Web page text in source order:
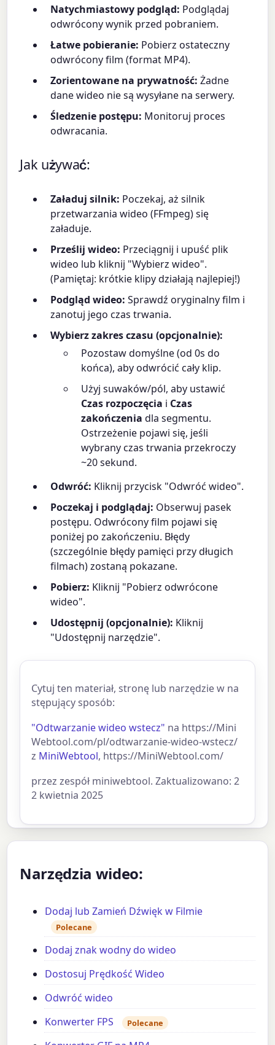
Natychmiastowy podgląd: Podglądaj
odwrócony wynik przed pobraniem.
Łatwe pobieranie: Pobierz ostateczny
odwrócony film (format MP4).
Zorientowane na prywatność: Żadne
dane wideo nie są wysyłane na serwery.
Śledzenie postępu: Monitoruj proces
odwracania.
Jak używać:
Załaduj silnik: Poczekaj, aż silnik
przetwarzania wideo (FFmpeg) się
załaduje.
Prześlij wideo: Przeciągnij i upuść plik
wideo lub kliknij "Wybierz wideo".
(Pamiętaj: krótkie klipy działają najlepiej!)
Podgląd wideo: Sprawdź oryginalny film i
zanotuj jego czas trwania.
Wybierz zakres czasu (opcjonalnie):
Pozostaw domyślne (od 0s do
końca), aby odwrócić cały klip.
Użyj suwaków/pól, aby ustawić
Czas rozpoczęcia i Czas
zakończenia dla segmentu.
Ostrzeżenie pojawi się, jeśli
wybrany czas trwania przekroczy
~20 sekund.
Odwróć: Kliknij przycisk "Odwróć wideo".
Poczekaj i podglądaj: Obserwuj pasek
postępu. Odwrócony film pojawi się
poniżej po zakończeniu. Błędy
(szczególnie błędy pamięci przy długich
filmach) zostaną pokazane.
Pobierz: Kliknij "Pobierz odwrócone
wideo".
Udostępnij (opcjonalnie): Kliknij
"Udostępnij narzędzie".
Cytuj ten materiał, stronę lub narzędzie w na
stępujący sposób:
"Odtwarzanie wideo wstecz" na https://Mini
Webtool.com/pl/odtwarzanie-wideo-wstecz/
z MiniWebtool, https://MiniWebtool.com/
przez zespół miniwebtool. Zaktualizowano: 2
2 kwietnia 2025
Narzędzia wideo:
Dodaj lub Zamień Dźwięk w Filmie
Polecane
Dodaj znak wodny do wideo
Dostosuj Prędkość Wideo
Odwróć wideo
Konwerter FPS
Polecane